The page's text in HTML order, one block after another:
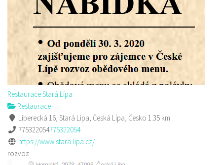
Restaurace Stará Lípa
Restaurace
Liberecká 16, Stará Lípa, Česká Lípa, Česko 1.35 km
775322054775322054
https://www.stara-lipa.cz/
rozvoz